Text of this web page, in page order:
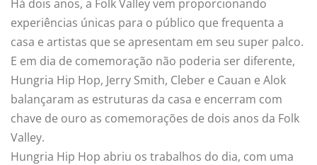
Há dois anos, a Folk Valley vem proporcionando
experiências únicas para o público que frequenta a
casa e artistas que se apresentam em seu super palco.
E em dia de comemoração não poderia ser diferente,
Hungria Hip Hop, Jerry Smith, Cleber e Cauan e Alok
balançaram as estruturas da casa e encerram com
chave de ouro as comemorações de dois anos da Folk
Valley.
Hungria Hip Hop abriu os trabalhos do dia, com uma